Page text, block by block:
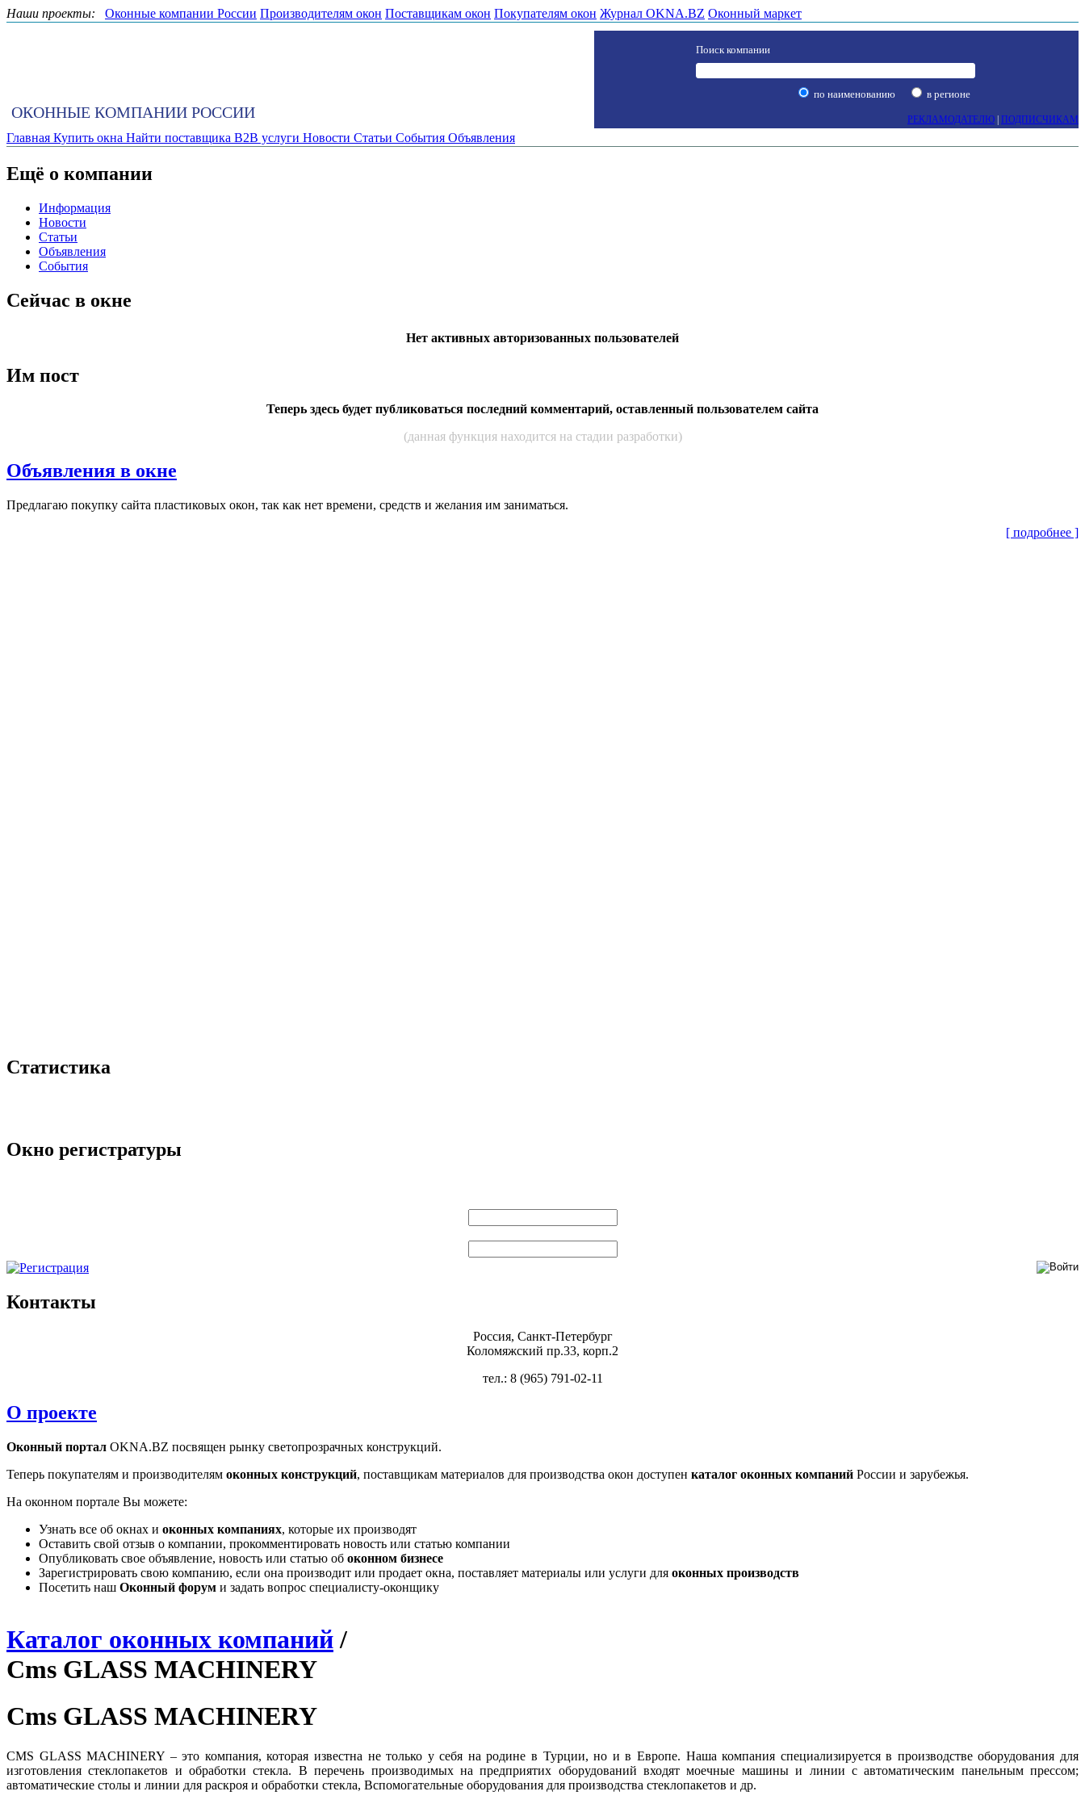
Наши проекты: Оконные компании России Производителям окон Поставщикам окон Покупателям окон Журнал OKNA.BZ Оконный маркет
ОКОННЫЕ КОМПАНИИ РОССИИ
Поиск компании
по наименованию в регионе
РЕКЛАМОДАТЕЛЮ ПОДПИСЧИКАМ
Главная Купить окна Найти поставщика B2B услуги Новости Статьи События Объявления
Ещё о компании
Информация
Новости
Статьи
Объявления
События
Сейчас в окне
Нет активных авторизованных пользователей
Им пост
Теперь здесь будет публиковаться последний комментарий, оставленный пользователем сайта
(данная функция находится на стадии разработки)
Объявления в окне
Пред­ла­гаю по­куп­ку сай­та плас­ти­ковых окон, так как нет вре­мени, средств и же­лания им за­нимать­ся.
[ подробнее ]
Статистика
Окно регистратуры
Контакты
Россия, Санкт-Петербург
Коломяжский пр.33, корп.2
тел.: 8 (965) 791-02-11
О проекте
Оконный портал OKNA.BZ посвящен рынку светопрозрачных конструкций.
Теперь покупателям и производителям оконных конструкций, поставщикам материалов для производства окон доступен каталог оконных компаний России и зарубежья.
На оконном портале Вы можете:
Узнать все об окнах и оконных компаниях, которые их производят
Оставить свой отзыв о компании, прокомментировать новость или статью компании
Опубликовать свое объявление, новость или статью об оконном бизнесе
Зарегистрировать свою компанию, если она производит или продает окна, поставляет материалы или услуги для оконных производств
Посетить наш Оконный форум и задать вопрос специалисту-оконщику
Каталог оконных компаний /
Cms GLASS MACHINERY
Cms GLASS MACHINERY
CMS GLASS MACHINERY – это компания, которая известна не только у себя на родине в Турции, но и в Европе. Наша компания специализируется в производстве оборудования для
изготовления стеклопакетов и обработки стекла. В перечень производимых на предприятих оборудований входят моечные машины и линии с автоматическим панельным прессом;
автоматические столы и линии для раскроя и обработки стекла, Вспомогательные оборудования для производства стеклопакетов и др.